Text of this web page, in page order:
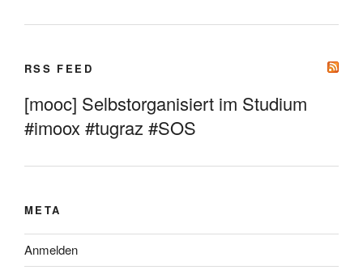
RSS FEED
[mooc] Selbstorganisiert im Studium
#imoox #tugraz #SOS
META
Anmelden